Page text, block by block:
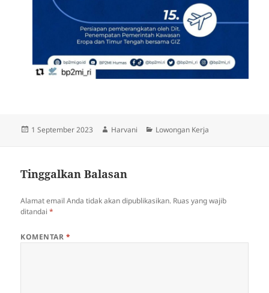
Diposkan
1 September 2023 Penulis
Harvani Kategori
Lowongan Kerja
Tinggalkan Balasan
Alamat email Anda tidak akan dipublikasikan. Ruas yang wajib
ditandai*
KOMENTAR *